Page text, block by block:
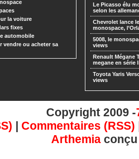
la voiture
fixes
automobile
vendre ou acheter sa
Le Picasso élu
selon les
Chevrolet lance
monospace,
5008, le
views
Renault Mégane
megane en série
Toyota Yaris
views
Copyright 2009 -
| Commentaires (RSS)
Arthemia